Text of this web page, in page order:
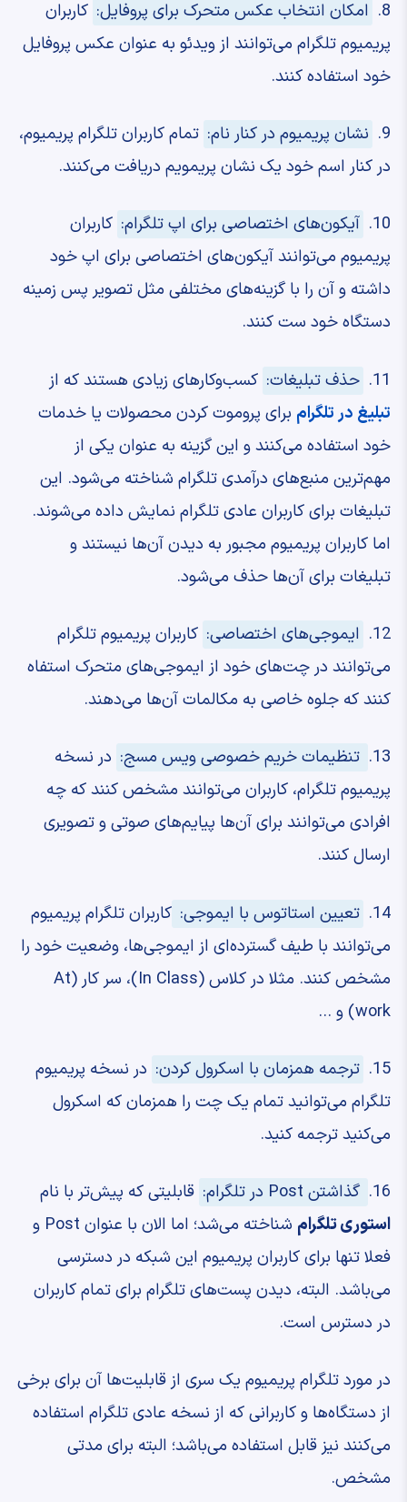
8. امکان انتخاب عکس متحرک برای پروفایل: کاربران
پریمیوم تلگرام می‌توانند از ویدئو به عنوان عکس پروفایل
خود استفاده کنند.
9. نشان پریمیوم در کنار نام: تمام کاربران تلگرام پریمیوم،
در کنار اسم خود یک نشان پریمویم دریافت می‌کنند.
10. آیکون‌های اختصاصی برای اپ تلگرام: کاربران
پریمیوم می‌توانند آیکون‌های اختصاصی برای اپ خود
داشته و آن را با گزینه‌های مختلفی مثل تصویر پس زمینه
دستگاه خود ست کنند.
11. حذف تبلیغات: کسب‌وکارهای زیادی هستند که از
تبلیغ در تلگرامبرای پروموت کردن محصولات یا خدمات
خود استفاده می‌کنند و این گزینه به عنوان یکی از
مهم‌ترین منبع‌های درآمدی تلگرام شناخته می‌شود. این
تبلیغات برای کاربران عادی تلگرام نمایش داده می‌شوند.
اما کاربران پریمیوم مجبور به دیدن آن‌ها نیستند و
تبلیغات برای آن‌ها حذف می‌شود.
12. ایموجی‌های اختصاصی: کاربران پریمیوم تلگرام
می‌توانند در چت‌های خود از ایموجی‌های متحرک استفاه
کنند که جلوه خاصی به مکالمات آن‌ها می‌دهند.
13. تنظیمات خریم خصوصی ویس مسج: در نسخه
پریمیوم تلگرام، کاربران می‌توانند مشخص کنند که چه
افرادی می‌توانند برای آن‌ها پیایم‌های صوتی و تصویری
ارسال کنند.
14. تعیین استاتوس با ایموجی: کاربران تلگرام پریمیوم
می‌توانند با طیف گسترده‌ای از ایموجی‌ها، وضعیت خود را
مشخص کنند. مثلا در کلاس (In Class)، سر کار (At
work) و …
15. ترجمه همزمان با اسکرول کردن: در نسخه پریمیوم
تلگرام می‌توانید تمام یک چت را همزمان که اسکرول
می‌کنید ترجمه کنید.
16. گذاشتن Post در تلگرام:
قابلیتی که پیش‌تر با نام
استوری تلگرام
شناخته می‌شد؛ اما الان با عنوان Post و
فعلا تنها برای کاربران پریمیوم این شبکه در دسترسی
می‌باشد. البته، دیدن پست‌های تلگرام برای تمام کاربران
در دسترس است.
در مورد تلگرام پریمیوم یک سری از قابلیت‌ها آن برای برخی
از دستگاه‌ها و کاربرانی که از نسخه عادی تلگرام استفاده
می‌کنند نیز قابل استفاده می‌باشد؛ البته برای مدتی
مشخص.